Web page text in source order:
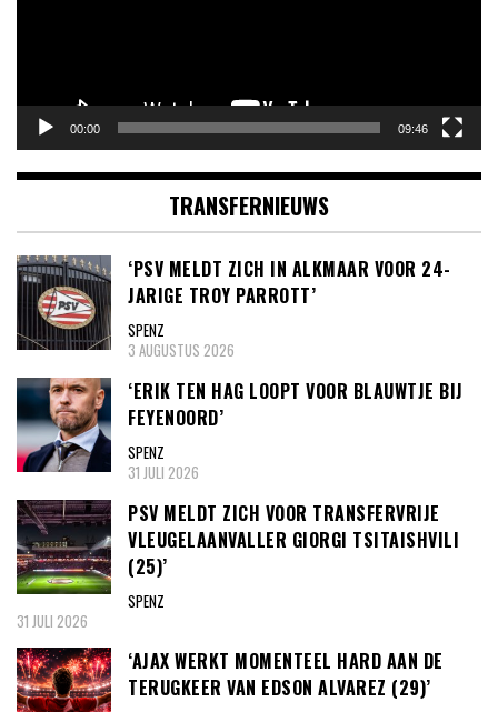
00:00 09:46
TRANSFERNIEUWS
‘PSV MELDT ZICH IN ALKMAAR VOOR 24-
JARIGE TROY PARROTT’
SPENZ
3 AUGUSTUS 2026
‘ERIK TEN HAG LOOPT VOOR BLAUWTJE BIJ
FEYENOORD’
SPENZ
31 JULI 2026
PSV MELDT ZICH VOOR TRANSFERVRIJE
VLEUGELAANVALLER GIORGI TSITAISHVILI
(25)’
SPENZ
31 JULI 2026
‘AJAX WERKT MOMENTEEL HARD AAN DE
TERUGKEER VAN EDSON ALVAREZ (29)’